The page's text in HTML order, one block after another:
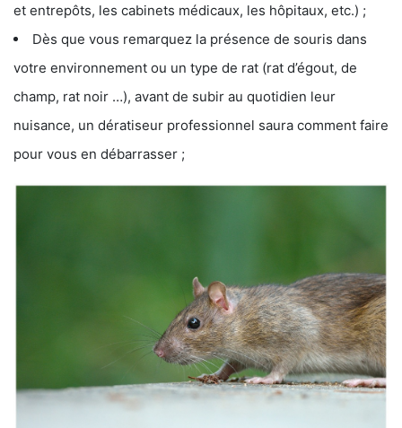
et entrepôts, les cabinets médicaux, les hôpitaux, etc.) ;
Dès que vous remarquez la présence de souris dans
votre environnement ou un type de rat (rat d’égout, de
champ, rat noir …), avant de subir au quotidien leur
nuisance, un dératiseur professionnel saura comment faire
pour vous en débarrasser ;